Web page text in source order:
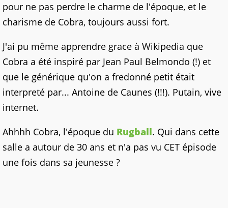
pour ne pas perdre le charme de l'époque, et le
charisme de Cobra, toujours aussi fort.
J'ai pu même apprendre grace à Wikipedia que
Cobra a été inspiré par Jean Paul Belmondo (!) et
que le générique qu'on a fredonné petit était
interpreté par... Antoine de Caunes (!!!). Putain, vive
internet.
Ahhhh Cobra, l'époque du Rugball. Qui dans cette
salle a autour de 30 ans et n'a pas vu CET épisode
une fois dans sa jeunesse ?